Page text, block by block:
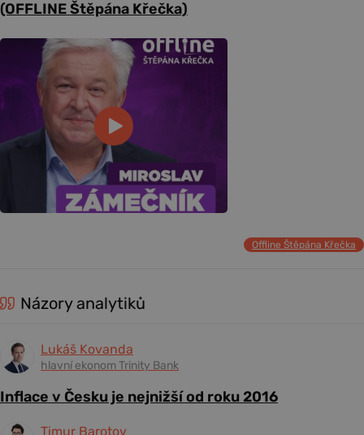
(OFFLINE Štěpána Křečka)
Offline Štěpána Křečka
Názory analytiků
Lukáš Kovanda
hlavní ekonom Trinity Bank
Inflace v Česku je nejnižší od roku 2016
Timur Barotov